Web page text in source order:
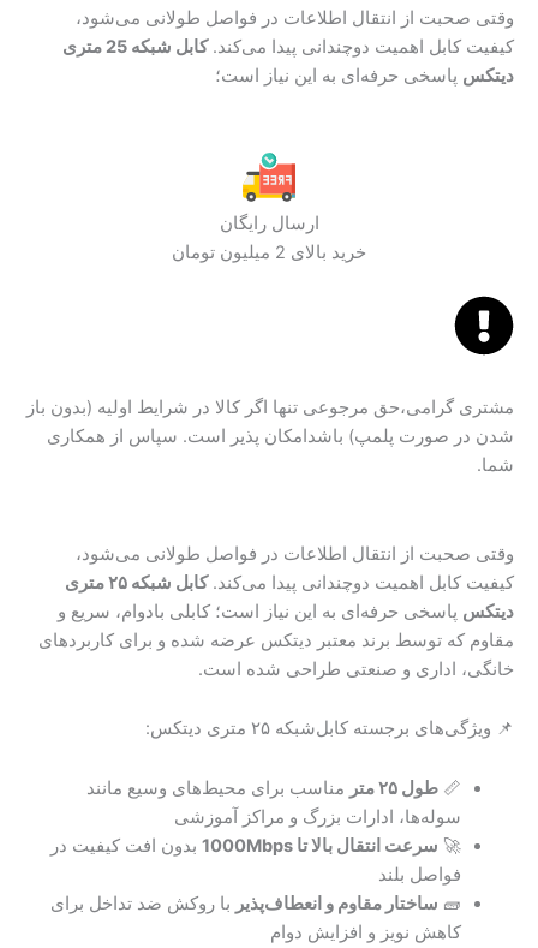
وقتی صحبت از انتقال اطلاعات در فواصل طولانی می‌شود،
کیفیت کابل اهمیت دوچندانی پیدا می‌کند.
کابل شبکه 25 متری
دیتکس پاسخی حرفه‌ای به این نیاز است؛
ارسال رایگان
خرید بالای 2 میلیون تومان
مشتری گرامی،حق مرجوعی تنها اگر کالا در شرایط اولیه (بدون باز
شدن در صورت پلمپ) باشدامکان پذیر است. سپاس از همکاری
شما.
وقتی صحبت از انتقال اطلاعات در فواصل طولانی می‌شود،
کیفیت کابل اهمیت دوچندانی پیدا می‌کند.
کابل شبکه ۲۵ متری
دیتکس پاسخی حرفه‌ای به این نیاز است؛ کابلی بادوام، سریع و
مقاوم که توسط برند معتبر دیتکس عرضه شده و برای کاربردهای
خانگی، اداری و صنعتی طراحی شده است.
📌 ویژگی‌های برجسته کابل‌شبکه ۲۵ متری دیتکس:
📏 طول ۲۵ متر
مناسب برای محیط‌های وسیع مانند
سوله‌ها، ادارات بزرگ و مراکز آموزشی
🚀 سرعت انتقال بالا تا 1000Mbps
بدون افت کیفیت در
فواصل بلند
🧱 ساختار مقاوم و انعطاف‌پذیر با روکش ضد تداخل برای
کاهش نویز و افزایش دوام